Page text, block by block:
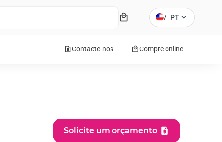
local_mall / PT expand_more
request_quoteContacte-nos local_mallCompre online
Solicite um orçamento